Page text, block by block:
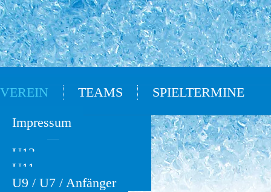
VEREIN TEAMS
Oldies
U13
U11
U9 / U7 / Anfänger
SPIELTERMINE
Impressum